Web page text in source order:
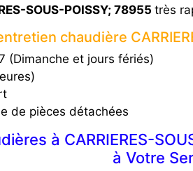
SOUS-POISSY; 78955 très
chaudière
(Dimanche et jours fériés)
de pièces détachées
à CARRIERES-
à Votre